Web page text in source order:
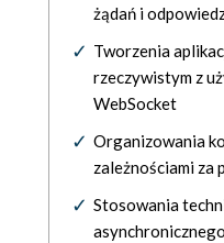
żądań i
Tworzenia
rzeczywistym z
WebSocket
Organizowania
zależnościami za
Stosowania